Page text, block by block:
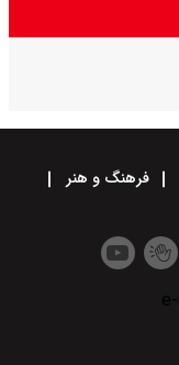
فرهنگ و هنر